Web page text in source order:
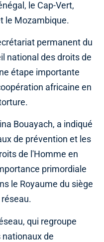
le Cap-Vert,
le Mozambique.
permanent du
national des droits de
étape importante
africaine en
Bouayach, a indiqué
de prévention et les
de l'Homme en
primordiale
le Royaume du siège
qui regroupe
nationaux de